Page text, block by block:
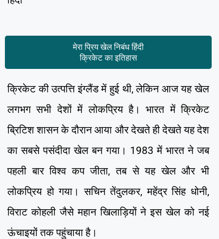
मेरा प्रिय खेल निबंध हिंदी
क्रिकेट का इतिहास
क्रिकेट की उत्पत्ति इंग्लैंड में हुई थी, लेकिन आज यह खेल
लगभग सभी देशों में लोकप्रिय है। भारत में क्रिकेट
ब्रिटिश शासन के दौरान आया और देखते ही देखते यह देश
का सबसे पसंदीदा खेल बन गया। 1983 में भारत ने जब
पहली बार विश्व कप जीता, तब से यह खेल और भी
लोकप्रिय हो गया। सचिन तेंदुलकर, महेंद्र सिंह धोनी,
विराट कोहली जैसे महान खिलाड़ियों ने इस खेल को नई
ऊंचाइयों तक पहुंचाया है।